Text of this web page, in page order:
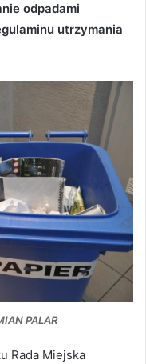
odpadami
utrzymania
PALAR
Rada Miejska